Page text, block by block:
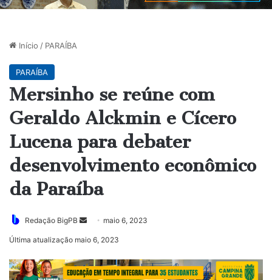
Início / PARAÍBA
PARAÍBA
Mersinho se reúne com
Geraldo Alckmin e Cícero
Lucena para debater
desenvolvimento econômico
da Paraíba
Redação BigPB
Mande
mail
maio 6, 2023
Última atualização maio 6, 2023